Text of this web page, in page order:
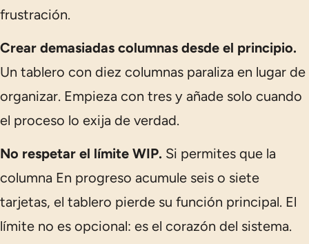
frustración.
Crear demasiadas columnas desde el principio.
Un tablero con diez columnas paraliza en lugar de
organizar. Empieza con tres y añade solo cuando
el proceso lo exija de verdad.
No respetar el límite WIP. Si permites que la
columna En progreso acumule seis o siete
tarjetas, el tablero pierde su función principal. El
límite no es opcional: es el corazón del sistema.